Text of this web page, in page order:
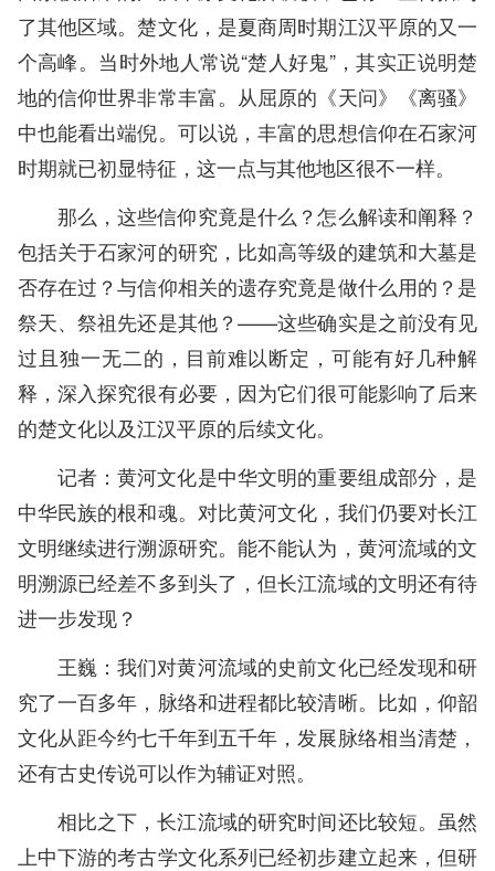
了其他区域。楚文化，是夏商周时期江汉平原的又一
个高峰。当时外地人常说“楚人好鬼”，其实正说明楚
地的信仰世界非常丰富。从屈原的《天问》《离骚》
中也能看出端倪。可以说，丰富的思想信仰在石家河
时期就已初显特征，这一点与其他地区很不一样。
那么，这些信仰究竟是什么？怎么解读和阐释？
包括关于石家河的研究，比如高等级的建筑和大墓是
否存在过？与信仰相关的遗存究竟是做什么用的？是
祭天、祭祖先还是其他？——这些确实是之前没有见
过且独一无二的，目前难以断定，可能有好几种解
释，深入探究很有必要，因为它们很可能影响了后来
的楚文化以及江汉平原的后续文化。
记者：黄河文化是中华文明的重要组成部分，是
中华民族的根和魂。对比黄河文化，我们仍要对长江
文明继续进行溯源研究。能不能认为，黄河流域的文
明溯源已经差不多到头了，但长江流域的文明还有待
进一步发现？
王巍：我们对黄河流域的史前文化已经发现和研
究了一百多年，脉络和进程都比较清晰。比如，仰韶
文化从距今约七千年到五千年，发展脉络相当清楚，
还有古史传说可以作为辅证对照。
相比之下，长江流域的研究时间还比较短。虽然
上中下游的考古学文化系列已经初步建立起来，但研